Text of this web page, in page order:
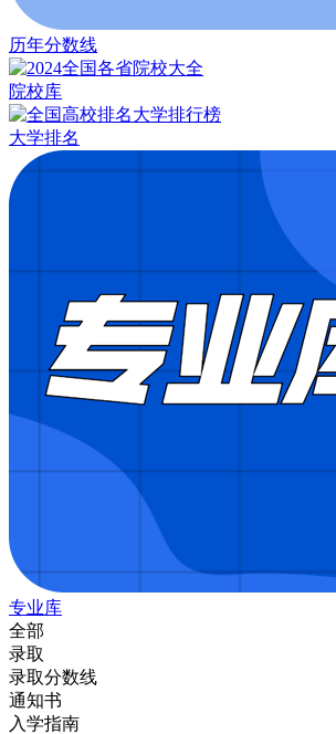
历年分数线
院校库
大学排名
专业库
全部
录取
录取分数线
通知书
入学指南